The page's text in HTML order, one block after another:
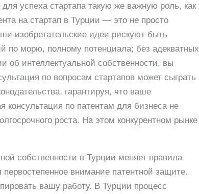
успеха стартапа такую ​​же важную роль, как
на стартап в Турции — это не просто
изобретательские идеи рискуют быть
по морю, полному потенциала; без адекватных
об интеллектуальной собственности, вы
по вопросам стартапов может сыграть
гарантируя, что ваше
консультация по патентам для бизнеса не
роста. На этом конкурентном рынке
собственности в Турции меняет правила
внимание патентной защите.
вашу работу. В Турции процесс